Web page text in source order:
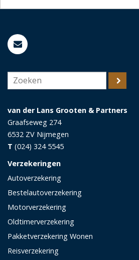
van der Lans Grooten & Partners
Graafseweg 274
6532 ZV Nijmegen
T (024) 324 5545
Verzekeringen
Autoverzekering
Bestelautoverzekering
Motorverzekering
Oldtimerverzekering
Pakketverzekering Wonen
Reisverzekering